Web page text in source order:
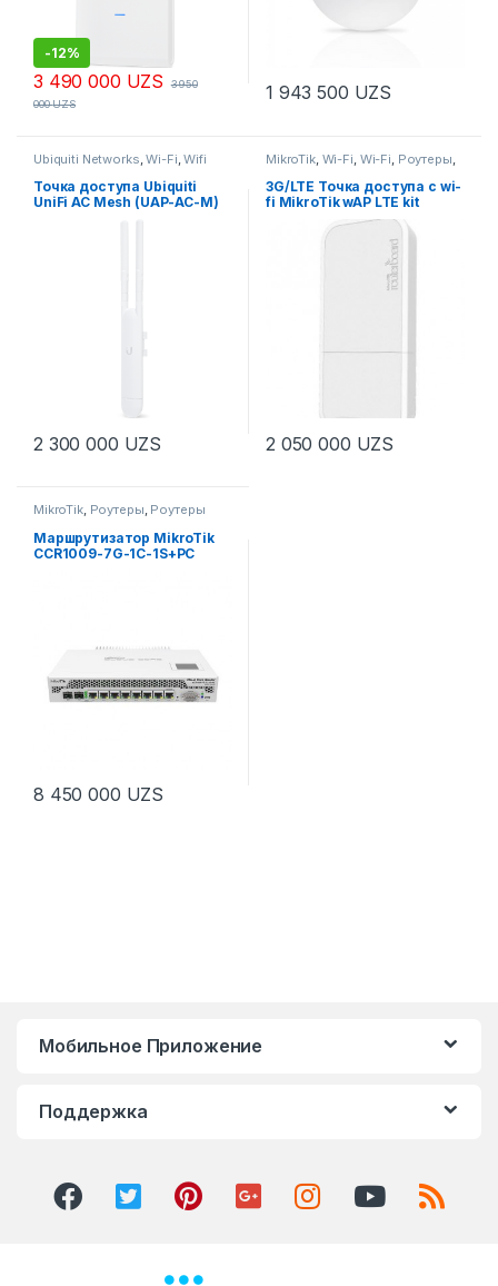
-12%
3 490 000 UZS
3 950
000UZS
1 943 500 UZS
Ubiquiti Networks ,Wi-Fi ,Wifi
Точка доступа Ubiquiti
UniFi AC Mesh (UAP-AC-M)
2 300 000 UZS
MikroTik, Wi-Fi Wi-Fi Роутеры
Роутеры
3G/LTE Точка доступа с wi-
fi MikroTik wAP LTE kit
(RBwAPR-2nD&R11e-LTE)
2 050 000 UZS
MikroTik, Роутеры, Роутеры
Маршрутизатор MikroTik
CCR1009-7G-1C-1S+PC
8 450 000 UZS
Мобильное Приложение
Поддержка